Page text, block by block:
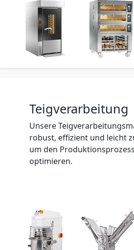
Teigverarbeitung
Unsere
robust, effizient und leicht
um den
optimieren.